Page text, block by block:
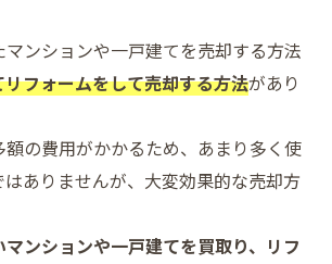
ンションや一戸建てを売却する方法
フォームをして売却する方法があり
額の費用がかかるため、あまり多く使
ありませんが、大変効果的な売却方
ンションや一戸建てを買取り、リフ